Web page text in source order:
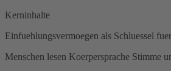
Kerninhalte
Einfuehlungsvermoegen als Schluessel
Menschen lesen Koerpersprache Stimme